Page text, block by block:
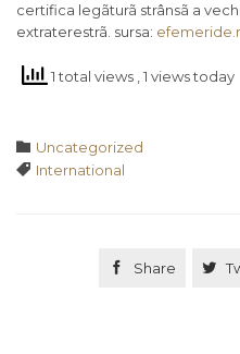
certifica legãturã strânsã a
extraterestrã. sursa:
1 total views , 1 views today
 Category
Uncategorized
 Tags
International
 Share 